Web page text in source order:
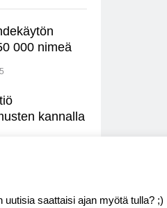
000 nimeä
kannalla
saattaisi ajan myötä tulla? ;)